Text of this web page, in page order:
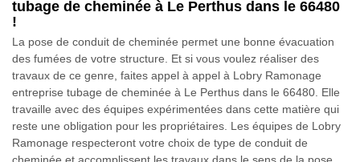
tubage de cheminée à Le Perthus dans le 66480
!
La pose de conduit de cheminée permet une bonne évacuation
des fumées de votre structure. Et si vous voulez réaliser des
travaux de ce genre, faites appel à appel à Lobry Ramonage
entreprise tubage de cheminée à Le Perthus dans le 66480. Elle
travaille avec des équipes expérimentées dans cette matière qui
reste une obligation pour les propriétaires. Les équipes de Lobry
Ramonage respecteront votre choix de type de conduit de
cheminée et accomplissent les travaux dans le sens de la pose